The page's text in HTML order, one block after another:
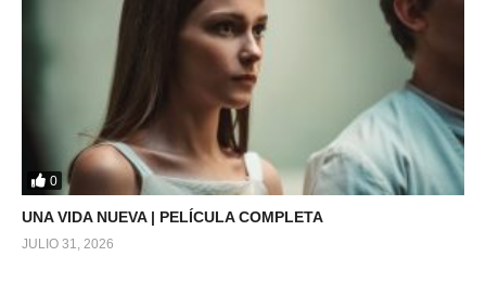
0
UNA VIDA NUEVA | PELÍCULA COMPLETA
JULIO 31, 2026